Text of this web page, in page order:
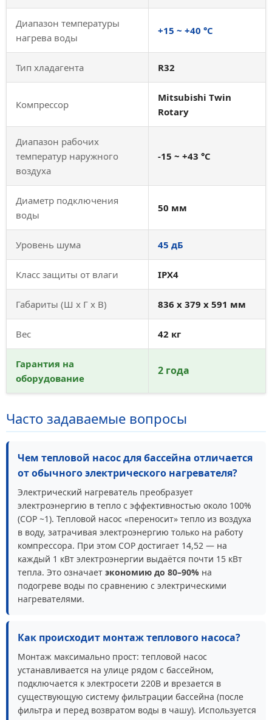
Диапазон температуры
нагрева воды
+15 ~ +40 °С
Тип хладагента R32
Компрессор
Mitsubishi Twin
Rotary
Диапазон рабочих
температур наружного
воздуха
-15 ~ +43 °С
Диаметр подключения
воды
50 мм
Уровень шума 45 дБ
Класс защиты от влаги IPX4
Габариты (Ш x Г x В) 836 x 379 x 591 мм
Вес 42 кг
Гарантия на
оборудование
2 года
Часто задаваемые вопросы
Чем тепловой насос для бассейна отличается
от обычного электрического нагревателя?
Электрический нагреватель преобразует
электроэнергию в тепло с эффективностью около 100%
(COP ~1). Тепловой насос «переносит» тепло из воздуха
в воду, затрачивая электроэнергию только на работу
компрессора. При этом COP достигает 14,52 — на
каждый 1 кВт электроэнергии выдаётся почти 15 кВт
тепла. Это означает экономию до 80–90% на
подогреве воды по сравнению с электрическими
нагревателями.
Как происходит монтаж теплового насоса?
Монтаж максимально прост: тепловой насос
устанавливается на улице рядом с бассейном,
подключается к электросети 220В и врезается в
существующую систему фильтрации бассейна (после
фильтра и перед возвратом воды в чашу). Используется